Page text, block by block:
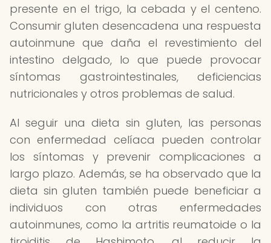
presente en el trigo, la cebada y el centeno.
Consumir gluten desencadena una respuesta
autoinmune que daña el revestimiento del
intestino delgado, lo que puede provocar
síntomas gastrointestinales, deficiencias
nutricionales y otros problemas de salud.
Al seguir una dieta sin gluten, las personas
con enfermedad celíaca pueden controlar
los síntomas y prevenir complicaciones a
largo plazo. Además, se ha observado que la
dieta sin gluten también puede beneficiar a
individuos con otras enfermedades
autoinmunes, como la artritis reumatoide o la